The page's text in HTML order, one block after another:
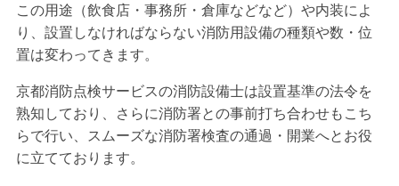
この用途（飲食店・事務所・倉庫などなど）や内装によ
り、設置しなければならない消防用設備の種類や数・位
置は変わってきます。
京都消防点検サービスの消防設備士は設置基準の法令を
熟知しており、さらに消防署との事前打ち合わせもこち
らで行い、スムーズな消防署検査の通過・開業へとお役
に立てております。